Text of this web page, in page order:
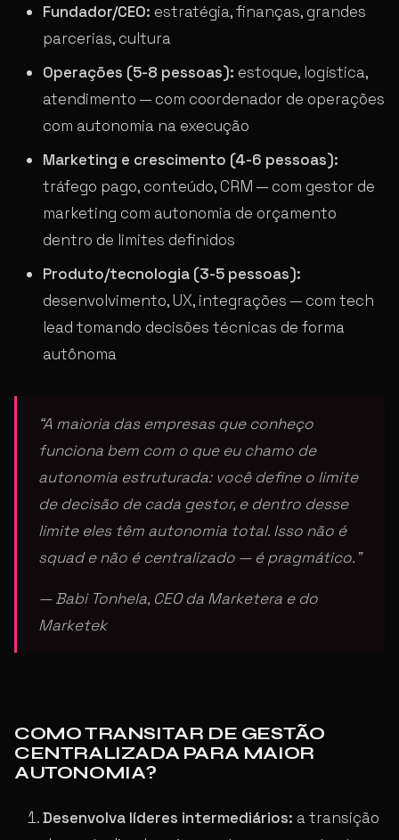
Fundador/CEO: estratégia, finanças, grandes
parcerias, cultura
Operações (5-8 pessoas): estoque, logística,
atendimento — com coordenador de operações
com autonomia na execução
Marketing e crescimento (4-6 pessoas):
tráfego pago, conteúdo, CRM — com gestor de
marketing com autonomia de orçamento
dentro de limites definidos
Produto/tecnologia (3-5 pessoas):
desenvolvimento, UX, integrações — com tech
lead tomando decisões técnicas de forma
autônoma
“A maioria das empresas que conheço
funciona bem com o que eu chamo de
autonomia estruturada: você define o limite
de decisão de cada gestor, e dentro desse
limite eles têm autonomia total. Isso não é
squad e não é centralizado — é pragmático.”
— Babi Tonhela, CEO da Marketera e do
Marketek
COMO TRANSITAR DE GESTÃO
CENTRALIZADA PARA MAIOR
AUTONOMIA?
Desenvolva líderes intermediários: a transição